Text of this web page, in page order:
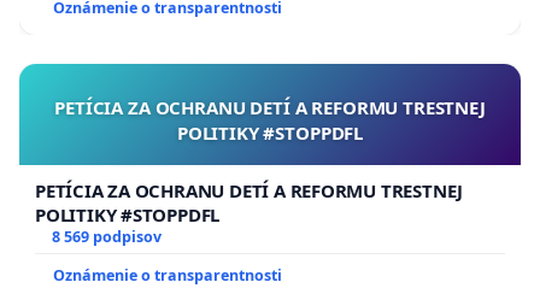
Oznámenie o transparentnosti
PETÍCIA ZA OCHRANU DETÍ A REFORMU TRESTNEJ
POLITIKY #STOPPDFL
PETÍCIA ZA OCHRANU DETÍ A REFORMU TRESTNEJ
POLITIKY #STOPPDFL
8 569 podpisov
Oznámenie o transparentnosti